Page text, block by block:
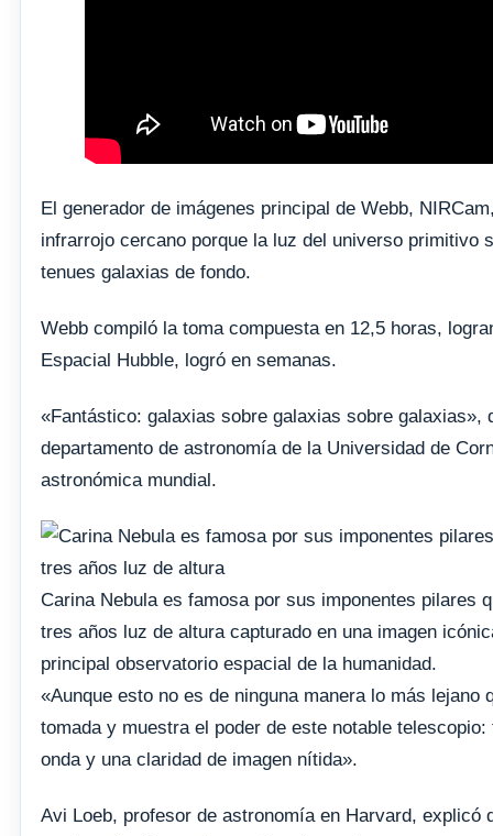
El generador de imágenes principal de Webb,
infrarrojo cercano porque la luz del universo primitivo
tenues galaxias de fondo.
Webb compiló la toma compuesta en 12,5 horas,
Espacial Hubble, logró en semanas.
«Fantástico: galaxias sobre galaxias sobre galaxias»,
departamento de astronomía de la Universidad de
astronómica mundial.
Carina Nebula es famosa por sus imponentes pilares
tres años luz de altura capturado en una imagen
principal observatorio espacial de la humanidad.
«Aunque esto no es de ninguna manera lo más
tomada y muestra el poder de este notable
onda y una claridad de imagen nítida».
Avi Loeb, profesor de astronomía en Harvard,